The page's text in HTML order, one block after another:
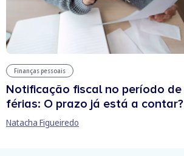
Finanças pessoais
Notificação fiscal no período de
férias: O prazo já está a contar?
Natacha Figueiredo